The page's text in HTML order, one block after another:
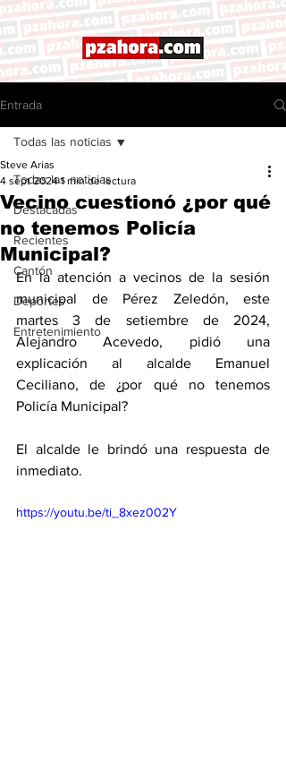
Entrada
Todas las noticias
Destacadas
Recientes
Cantón
Deportes
Entretenimiento
Todas las noticias
Vecino cuestionó ¿por qué
no tenemos Policía
Municipal?
Steve Arias
4 sept 2024 1 min de lectura
En la atención a vecinos de la sesión
municipal de Pérez Zeledón, este
martes 3 de setiembre de 2024,
Alejandro Acevedo, pidió una
explicación al alcalde Emanuel
Ceciliano, de ¿por qué no tenemos
Policía Municipal?
El alcalde le brindó una respuesta de
inmediato.
https://youtu.be/ti_8xez002Y